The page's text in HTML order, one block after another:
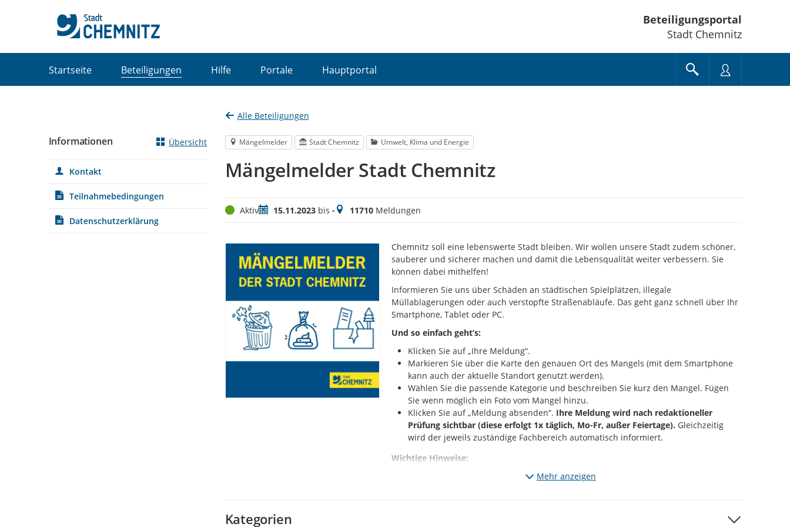
Beteiligungsportal
Stadt Chemnitz
Startseite Beteiligungen Hilfe Portale Hauptportal
Alle Beteiligungen
Mängelmelder Stadt Chemnitz Umwelt, Klima und Energie
Mängelmelder Stadt Chemnitz
StatusAktivZeitraum
15.11.2023bis -Meldungen
11710Meldungen
Chemnitz soll eine lebenswerte Stadt bleiben. Wir wollen unsere Stadt zudem schöner,
sauberer und sicherer machen und damit die Lebensqualität weiter verbessern. Sie
können dabei mithelfen!
Informieren Sie uns über Schäden an städtischen Spielplätzen, illegale
Müllablagerungen oder auch verstopfte Straßenabläufe. Das geht ganz schnell über Ihr
Smartphone, Tablet oder PC.
Und so einfach geht’s:
Klicken Sie auf „Ihre Meldung“.
Markieren Sie über die Karte den genauen Ort des Mangels (mit dem Smartphone
kann auch der aktuelle Standort genutzt werden).
Wählen Sie die passende Kategorie und beschreiben Sie kurz den Mangel. Fügen
Sie wenn möglich ein Foto vom Mangel hinzu.
Klicken Sie auf „Meldung absenden“. Ihre Meldung wird nach redaktioneller
Prüfung sichtbar (diese erfolgt 1x täglich, Mo-Fr, außer Feiertage). Gleichzeitig
wird der jeweils zuständige Fachbereich automatisch informiert.
Wichtige Hinweise:
Melden Sie bitte nur solche Mängel, die den vorgegebenen Kategorien entsprechen.
Behördenrufnummer 115 oder per Mail and115@stadt-chemnitz.de
Mehr anzeigen
Kategorien
Informationen Übersicht
Kontakt
Teilnahmebedingungen
Datenschutzerklärung